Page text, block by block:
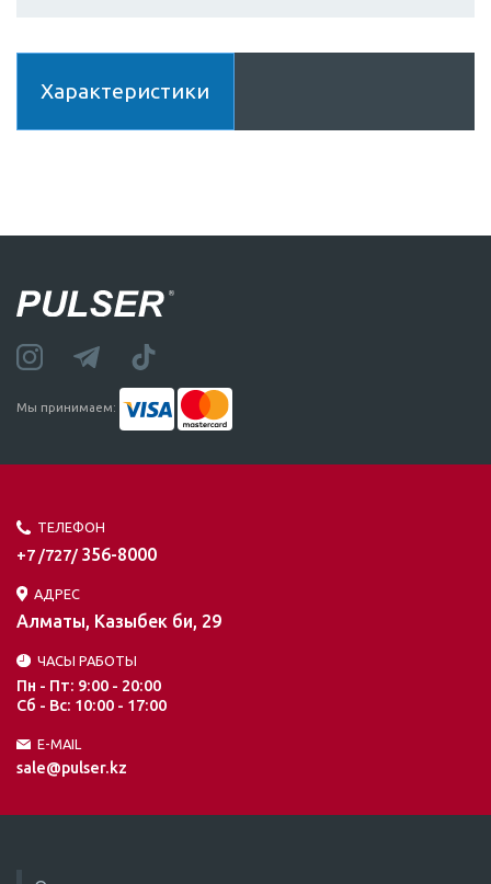
Характеристики
Мы принимаем:
ТЕЛЕФОН
+7 /727/ 356-8000
АДРЕС
Алматы, Казыбек би, 29
ЧАСЫ РАБОТЫ
Пн - Пт: 9:00 - 20:00
Сб - Вс: 10:00 - 17:00
E-MAIL
sale@pulser.kz